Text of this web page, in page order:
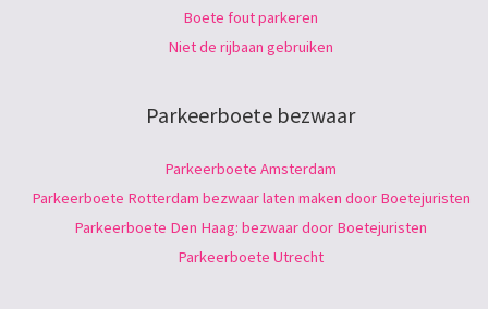
Boete fout parkeren
Niet de rijbaan gebruiken
Parkeerboete bezwaar
Parkeerboete Amsterdam
Parkeerboete Rotterdam bezwaar laten maken door Boetejuristen
Parkeerboete Den Haag: bezwaar door Boetejuristen
Parkeerboete Utrecht